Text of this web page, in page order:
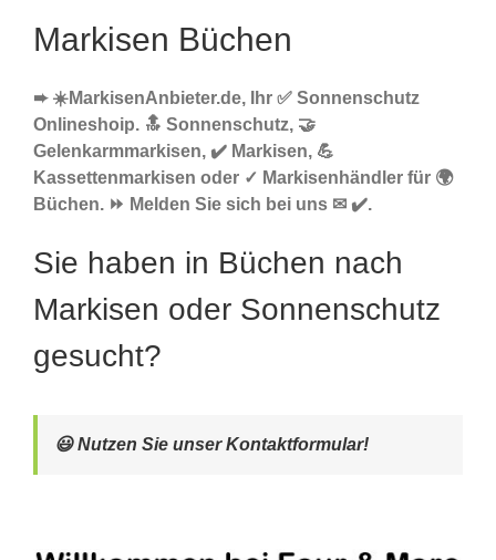
Markisen Büchen
➨ ☀️MarkisenAnbieter.de, Ihr ✅ Sonnenschutz
Onlineshoip. 🔝 Sonnenschutz, 🤝
Gelenkarmmarkisen, ✔️ Markisen, 💪
Kassettenmarkisen oder ✓ Markisenhändler für 🌍
Büchen. ⏩ Melden Sie sich bei uns ✉ ✔️.
Sie haben in Büchen nach
Markisen oder Sonnenschutz
gesucht?
😃 Nutzen Sie unser Kontaktformular!